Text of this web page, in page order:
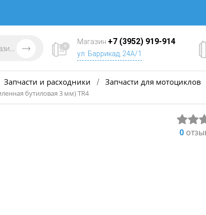
Магазин +7 (3952) 919-914
ул. Баррикад, 24А/1
Запчасти и расходники / Запчасти для мотоциклов
бутиловая 3 мм) TR4
0